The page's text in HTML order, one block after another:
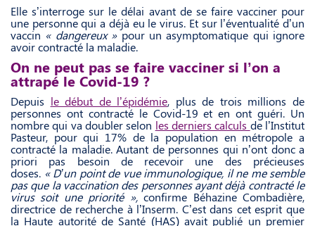
Elle s’interroge sur le délai avant de se faire vacciner pour
une personne qui a déjà eu le virus. Et sur l’éventualité d’un
vaccin « dangereux »pour un asymptomatique qui ignore
avoir contracté la maladie.
On ne peut pas se faire vacciner si l’on a
attrapé le Covid-19 ?
Depuis le début de l’épidémie, plus de trois millions de
personnes ont contracté le Covid-19 et en ont guéri. Un
nombre qui va doubler selon les derniers calculs de l’Institut
Pasteur, pour qui 17% de la population en métropole a
contracté la maladie. Autant de personnes qui n’ont donc a
priori pas besoin de recevoir une des précieuses
doses. « D’un point de vue immunologique, il ne me semble
pas que la vaccination des personnes ayant déjà contracté le
virus soit une priorité »,confirme Béhazine Combadière,
directrice de recherche à l’Inserm. C’est dans cet esprit que
la Haute autorité de Santé (HAS) avait publié un premier